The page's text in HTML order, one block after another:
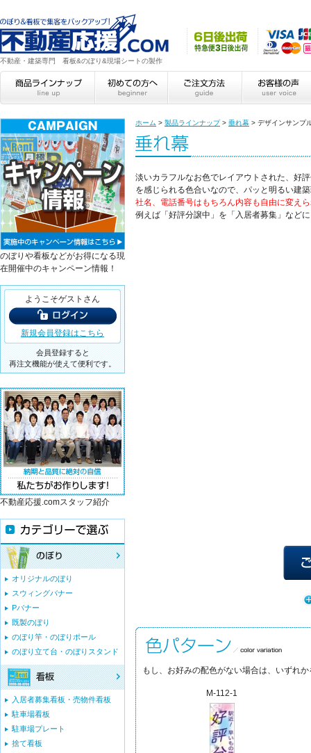
不動産・建築専門 看板&のぼり&現場シートの製作
ホーム > 製品ラインナップ> 垂れ幕 > デザインサンプ
淡いカラフルなお色でレイアウトされた、好
を感じられる色合いなので、パッと明るい建
社名、電話番号はもちろん内容も自由に変え
例えば「好評分譲中」を「入居者募集」など
もし、お好みの配色がない場合は、いずれ
M-112-1
のぼりや看板などがお得になる現
在開催中のキャンペーン情報！
ようこそゲストさん
新規会員登録はこちら
会員登録すると
再注文機能が使えて便利です。
不動産応援.comスタッフ紹介
オリジナルのぼり
スウィングバナー
Pバナー
既製のぼり
のぼり竿・のぼりポール
のぼり立て台・のぼりスタンド
入居者募集看板・売物件看板
駐車場看板
駐車場プレート
捨て看板